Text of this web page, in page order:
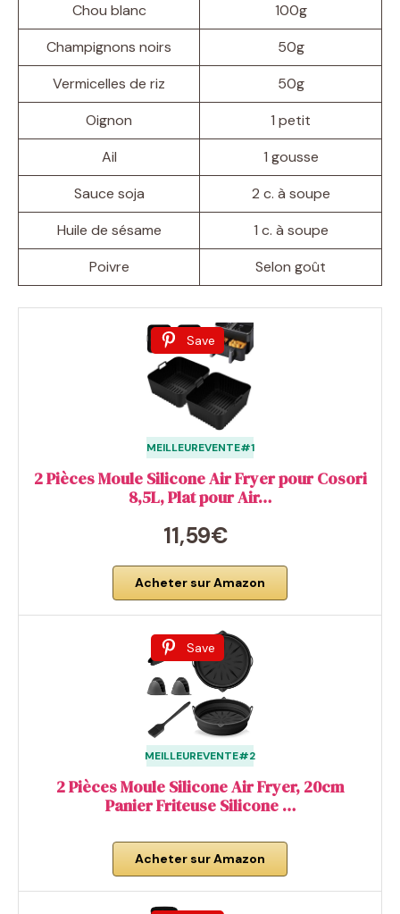
Chou blanc
100g
Champignons noirs
50g
Vermicelles de riz
50g
Oignon
1 petit
Ail
1 gousse
Sauce soja
2 c. à soupe
Huile de sésame
1 c. à soupe
Poivre
Selon goût
Save
MEILLEUREVENTE#1
2 Pièces Moule Silicone Air Fryer pour Cosori
8,5L, Plat pour Air…
11,59€
Acheter sur Amazon
Save
MEILLEUREVENTE#2
2 Pièces Moule Silicone Air Fryer, 20cm
Panier Friteuse Silicone …
Acheter sur Amazon